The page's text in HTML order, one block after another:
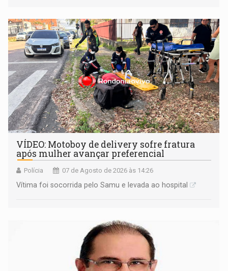
remover as contas
VÍDEO: Motoboy de delivery sofre fratura
após mulher avançar preferencial
Polícia 07 de Agosto de 2026 às 14:26
Vítima foi socorrida pelo Samu e levada ao hospital